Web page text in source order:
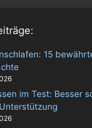
15
im Test: Besser